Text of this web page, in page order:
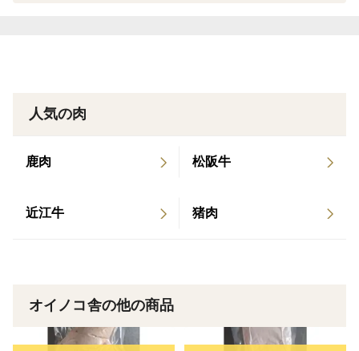
人気の肉
鹿肉 松阪牛
近江牛 猪肉
オイノコ舎の他の商品